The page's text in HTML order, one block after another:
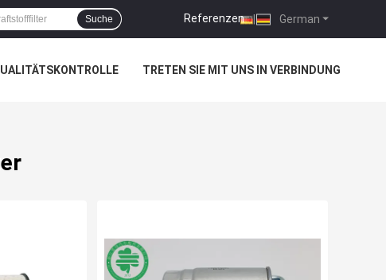
German
Referenzen |
Suche
TRETEN SIE MIT UNS IN VERBINDUNG